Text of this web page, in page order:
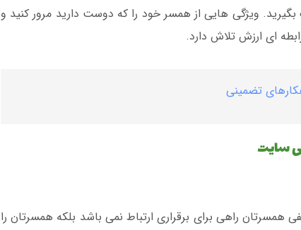
ویژگی هایی از همسر خود را که دوست دارید مرور کنید و
ای ارزش تلاش دارد.
تضمینی
سایت
راهی برای برقراری ارتباط نمی باشد بلکه همسرتان را